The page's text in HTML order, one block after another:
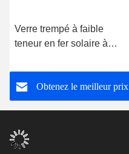
Verre trempé à faible
teneur en fer solaire à
Super Blanc
Obtenez le meilleur prix